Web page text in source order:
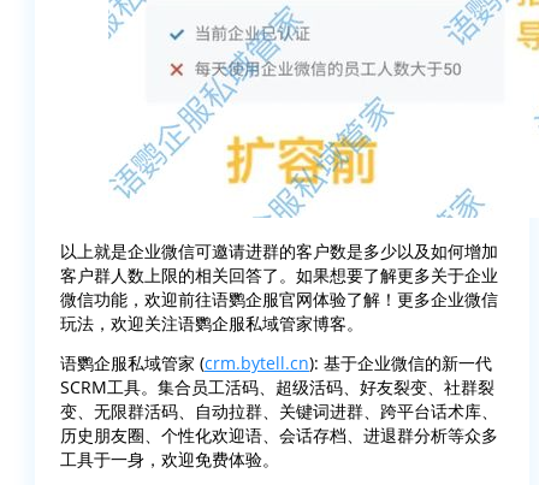
以上就是企业微信可邀请进群的客户数是多少以及如何增加
客户群人数上限的相关回答了。如果想要了解更多关于企业
微信功能，欢迎前往语鹦企服官网体验了解！更多企业微信
玩法，欢迎关注语鹦企服私域管家博客。
语鹦企服私域管家 (crm.bytell.cn): 基于企业微信的新一代
SCRM工具。集合员工活码、超级活码、好友裂变、社群裂
变、无限群活码、自动拉群、关键词进群、跨平台话术库、
历史朋友圈、个性化欢迎语、会话存档、进退群分析等众多
工具于一身，欢迎免费体验。